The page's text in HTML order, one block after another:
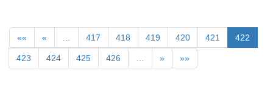
«« « 417 418 419 420 421 422
423 424 425 426 » »»